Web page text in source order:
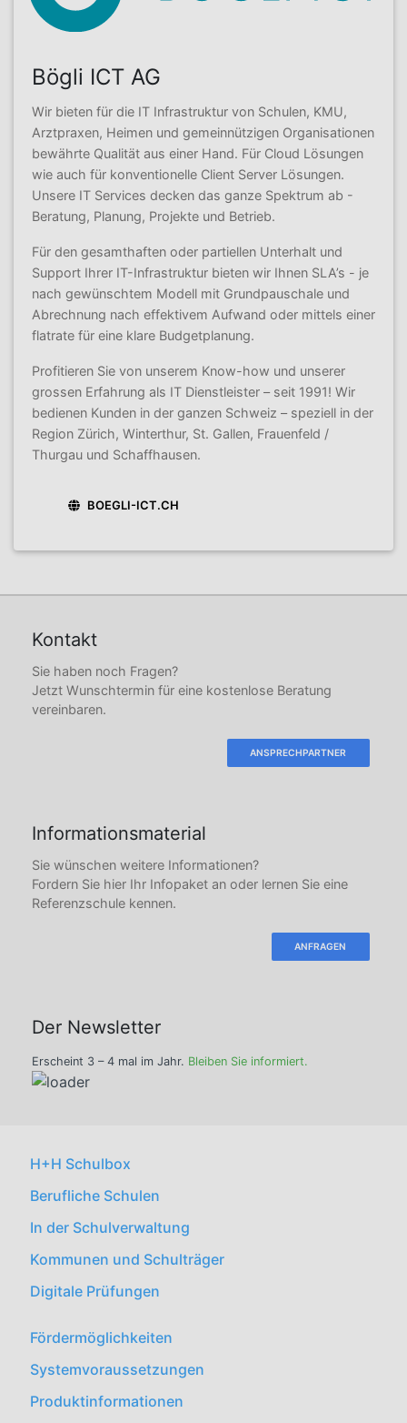
Bögli ICT AG
Wir bieten für die IT Infrastruktur von Schulen, KMU,
Arztpraxen, Heimen und gemeinnützigen Organisationen
bewährte Qualität aus einer Hand. Für Cloud Lösungen
wie auch für konventionelle Client Server Lösungen.
Unsere IT Services decken das ganze Spektrum ab -
Beratung, Planung, Projekte und Betrieb.
Für den gesamthaften oder partiellen Unterhalt und
Support Ihrer IT-Infrastruktur bieten wir Ihnen SLA’s - je
nach gewünschtem Modell mit Grundpauschale und
Abrechnung nach effektivem Aufwand oder mittels einer
flatrate für eine klare Budgetplanung.
Profitieren Sie von unserem Know-how und unserer
grossen Erfahrung als IT Dienstleister – seit 1991! Wir
bedienen Kunden in der ganzen Schweiz – speziell in der
Region Zürich, Winterthur, St. Gallen, Frauenfeld /
Thurgau und Schaffhausen.
BOEGLI-ICT.CH
Kontakt
Sie haben noch Fragen?
Jetzt Wunschtermin für eine kostenlose Beratung
vereinbaren.
ANSPRECHPARTNER
Informationsmaterial
Sie wünschen weitere Informationen?
Fordern Sie hier Ihr Infopaket an oder lernen Sie eine
Referenzschule kennen.
ANFRAGEN
Der Newsletter
Erscheint 3 – 4 mal im Jahr. Bleiben Sie informiert.
H+H Schulbox
Berufliche Schulen
In der Schulverwaltung
Kommunen und Schulträger
Digitale Prüfungen
Fördermöglichkeiten
Systemvoraussetzungen
Produktinformationen